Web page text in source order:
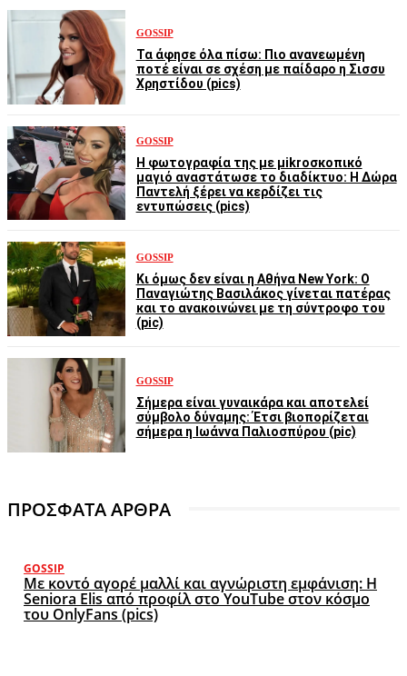
GOSSIP
Τα άφησε όλα πίσω: Πιο ανανεωμένη
ποτέ είναι σε σχέση με παίδαρο η Σισσυ
Χρηστίδου (pics)
GOSSIP
Η φωτογραφία της με μikroσκοπικό
μαγιό αναστάτωσε το διαδίκτυο: Η Δώρα
Παντελή ξέρει να κερδίζει τις
εντυπώσεις (pics)
GOSSIP
Κι όμως δεν είναι η Αθήνα New York: Ο
Παναγιώτης Βασιλάκος γίνεται πατέρας
και το ανακοινώνει με τη σύντροφο του
(pic)
GOSSIP
Σήμερα είναι γυναικάρα και αποτελεί
σύμβολο δύναμης: Έτσι βιοπορίζεται
σήμερα η Ιωάννα Παλιοσπύρου (pic)
ΠΡΟΣΦΑΤΑ ΑΡΘΡΑ
GOSSIP
Με κοντό αγορέ μαλλί και αγνώριστη εμφάνιση: Η
Seniora Elis από προφίλ στο YouTube στον κόσμο
του OnlyFans (pics)